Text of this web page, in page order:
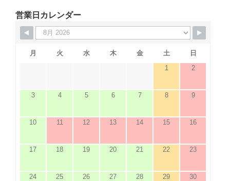
営業日カレンダー
月 火 水 木 金 土
日
1
2
3 4 5 6 7 8 9
10 11 12 13 14 15 16
17 18 19 20 21 22 23
24 25 26 27 28 29 30